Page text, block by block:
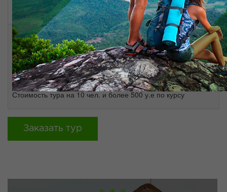
Выезд в г.Шымкент и проводы
В стоимость входит: размещение в гостиницах 3*,3-х
разовое питание;
услуги гида сопровождающего по всему маршруту; входные
билеты на памятники, в музеи, отмеченные в программе;
комфортабельный микроавтобус, внутренний поезд.
Стоимость тура на 10 чел. и более 500 у.е по курсу
Заказать тур